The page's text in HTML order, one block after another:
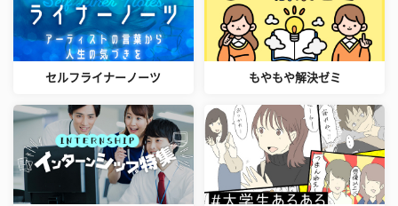
セルフライナーノーツ もやもや解決ゼミ